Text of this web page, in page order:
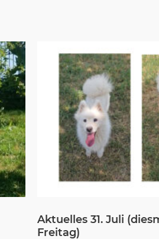
Aktuelles 31. Juli
Freitag)